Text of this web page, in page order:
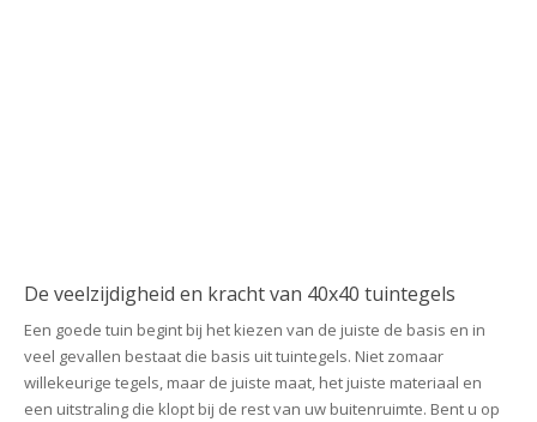
De veelzijdigheid en kracht van 40x40 tuintegels
Een goede tuin begint bij het kiezen van de juiste de basis en in
veel gevallen bestaat die basis uit tuintegels. Niet zomaar
willekeurige tegels, maar de juiste maat, het juiste materiaal en
een uitstraling die klopt bij de rest van uw buitenruimte. Bent u op